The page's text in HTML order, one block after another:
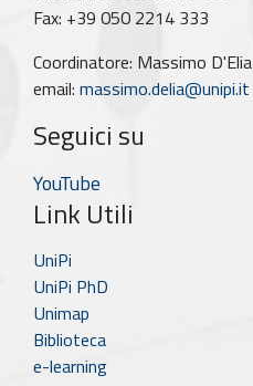
Fax: +39 050 2214 333
Coordinatore: Massimo D'Elia
email: massimo.delia@unipi.it
Seguici su
YouTube
Link Utili
UniPi
UniPi PhD
Unimap
Biblioteca
e-learning